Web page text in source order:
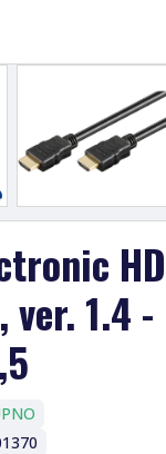
ver. 1.4 -